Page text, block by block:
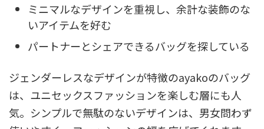
ミニマルなデザインを重視し、余計な装飾のな
いアイテムを好む
パートナーとシェアできるバッグを探している
ジェンダーレスなデザインが特徴のayakoのバッグ
は、ユニセックスファッションを楽しむ層にも人
気。シンプルで無駄のないデザインは、男女問わず